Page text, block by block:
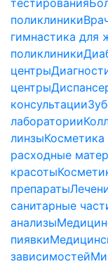
тестирования
поликлиники
гимнастика для
поликлиники
центры
центры
консультации
лаборатории
линзы
расходные
красоты
препараты
санитарные
анализы
пиявки
зависимостей